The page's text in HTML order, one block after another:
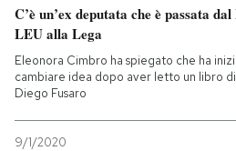
I MIEI PREFERITI
SHOP
C’è un’ex deputata che è passata dal
LEU alla Lega
Eleonora Cimbro ha spiegato che ha
cambiare idea dopo aver letto un libro di
Diego Fusaro
9/1/2020